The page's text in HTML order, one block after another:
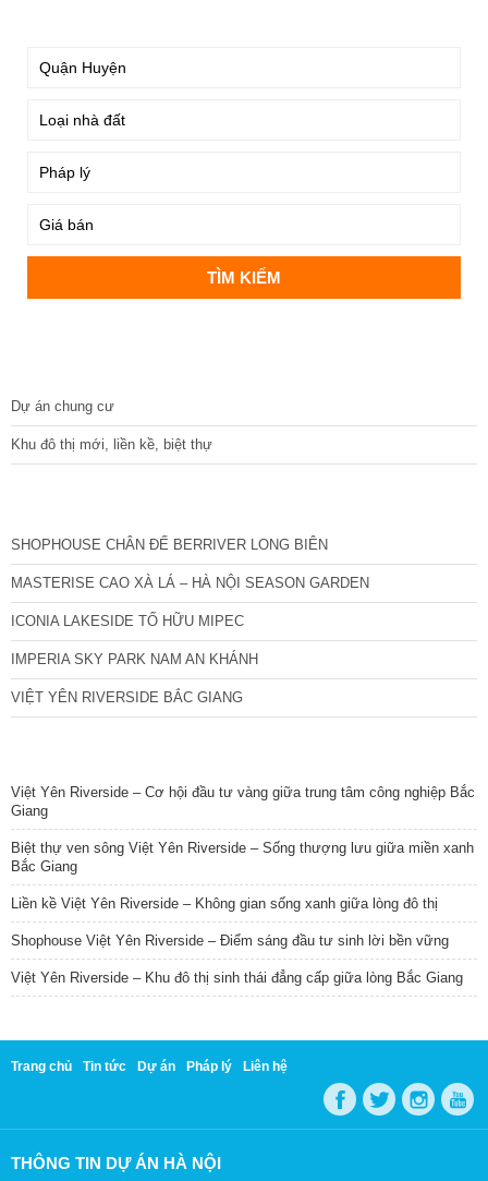
Dự án chung cư
Khu đô thị mới, liền kề, biệt thự
SHOPHOUSE CHÂN ĐẾ BERRIVER LONG BIÊN
MASTERISE CAO XÀ LÁ – HÀ NỘI SEASON GARDEN
ICONIA LAKESIDE TỐ HỮU MIPEC
IMPERIA SKY PARK NAM AN KHÁNH
VIỆT YÊN RIVERSIDE BẮC GIANG
Việt Yên Riverside – Cơ hội đầu tư vàng giữa trung tâm công nghiệp Bắc
Giang
Biệt thự ven sông Việt Yên Riverside – Sống thượng lưu giữa miền xanh
Bắc Giang
Liền kề Việt Yên Riverside – Không gian sống xanh giữa lòng đô thị
Shophouse Việt Yên Riverside – Điểm sáng đầu tư sinh lời bền vững
Việt Yên Riverside – Khu đô thị sinh thái đẳng cấp giữa lòng Bắc Giang
Trang chủ Tin tức Dự án Pháp lý Liên hệ
THÔNG TIN DỰ ÁN HÀ NỘI